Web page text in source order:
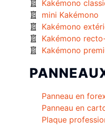
Kakémono
mini Kakémono
Kakémono
Kakémono
Kakémono
Panneau en
Panneau en
Plaque